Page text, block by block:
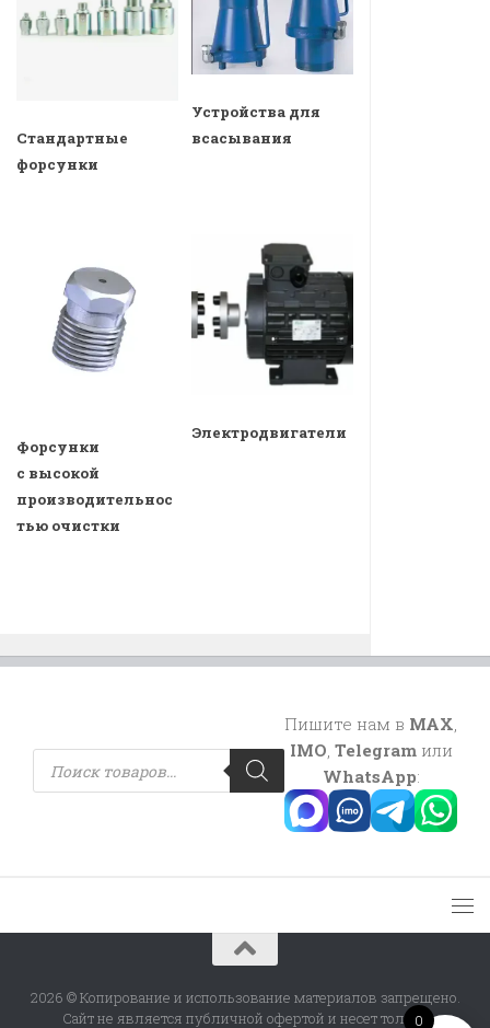
Стандартные
форсунки
Устройства для
всасывания
Форсунки
с высокой
производительнос
тью очистки
Электродвигатели
Поиск
товаров
Пишите нам в MAX
IMO Telegramили
WhatsApp:
2026 © Копирование и использование материалов запрещено.
Сайт не является публичной офертой и несет только
0